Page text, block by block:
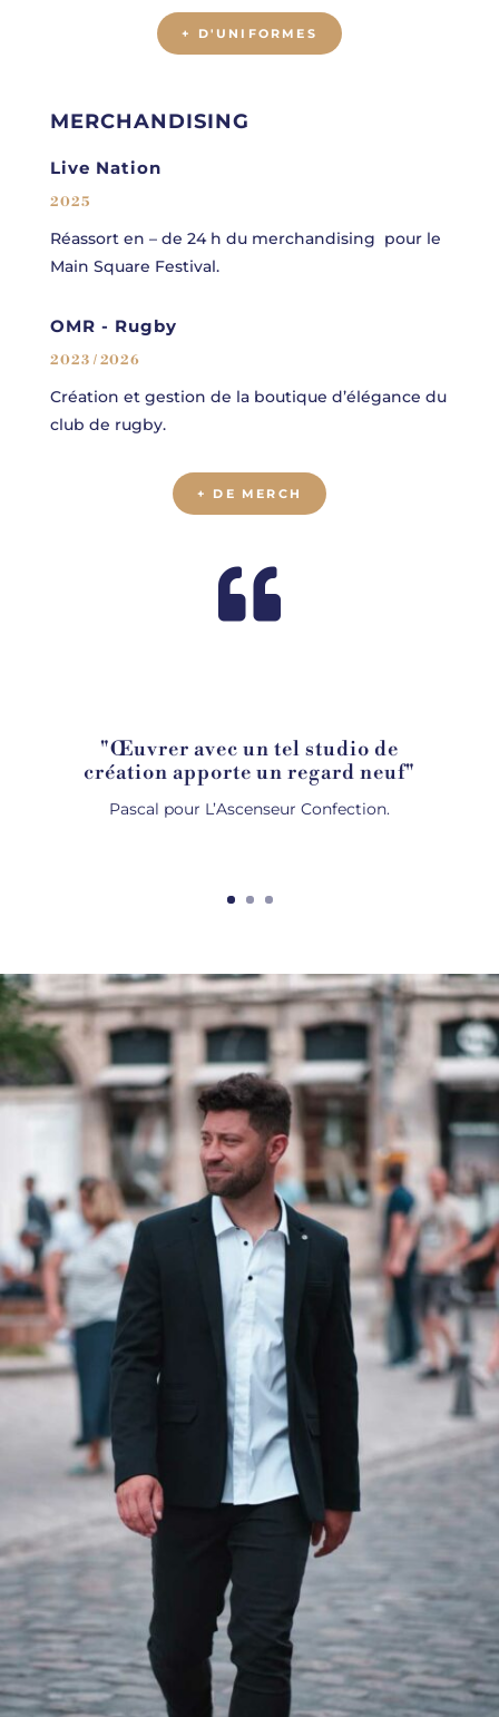
+ D'UNIFORMES
MERCHANDISING
Live Nation
2025
Réassort en – de 24 h du merchandising pour le
Main Square Festival.
OMR - Rugby
2023 / 2026
Création et gestion de la boutique d’élégance du
club de rugby.
+ DE MERCH

"Œuvrer avec un tel studio de
création apporte un regard neuf"
Pascal pour L’Ascenseur Confection.